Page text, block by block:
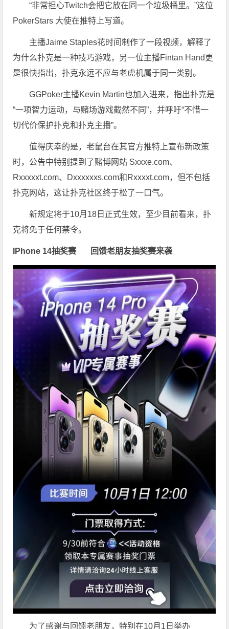
“非常担心Twitch会把它放在同一个垃圾桶里。”这位
PokerStars 大使在推特上写道。
主播Jaime Staples花时间制作了一段视频，解释了
为什么扑克是一种技巧游戏，另一位主播Fintan Hand更
是很快指出，扑克永远不应与老虎机属于同一类别。
GGPoker主播Kevin Martin也加入进来，指出扑克是
“一项智力运动，与赌场游戏截然不同”，并呼吁“不惜一
切代价保护扑克和扑克主播”。
值得庆幸的是，老鼠台在其官方推特上宣布新政策
时，公告中特别提到了赌博网站 Sxxxe.com、
Rxxxxxt.com、Dxxxxxxs.com和Rxxxxt.com，但不包括
扑克网站，这让扑克社区终于松了一口气。
新规定将于10月18日正式生效，至少目前看来，扑
克将免于任何禁令。
IPhone 14抽奖赛回馈老朋友抽奖赛来袭
为了感谢与回馈老朋友，特别在10月1日举办